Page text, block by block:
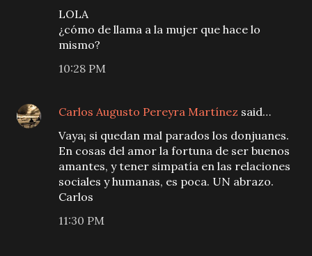
LOLA
¿cómo de llama a la mujer que hace lo
mismo?
10:28 PM
Carlos Augusto Pereyra Martínez said…
Vaya¡ si quedan mal parados los donjuanes.
En cosas del amor la fortuna de ser buenos
amantes, y tener simpatía en las relaciones
sociales y humanas, es poca. UN abrazo.
Carlos
11:30 PM